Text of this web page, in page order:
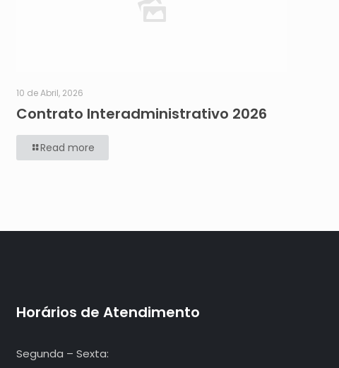
10 de Abril, 2026
Contrato Interadministrativo 2026
Read more
Horários de Atendimento
Segunda – Sexta: